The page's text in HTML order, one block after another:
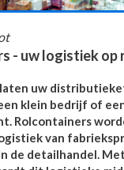
- uw logistiek op
uw
klein bedrijf of
Rolcontainers
van
de detailhandel.